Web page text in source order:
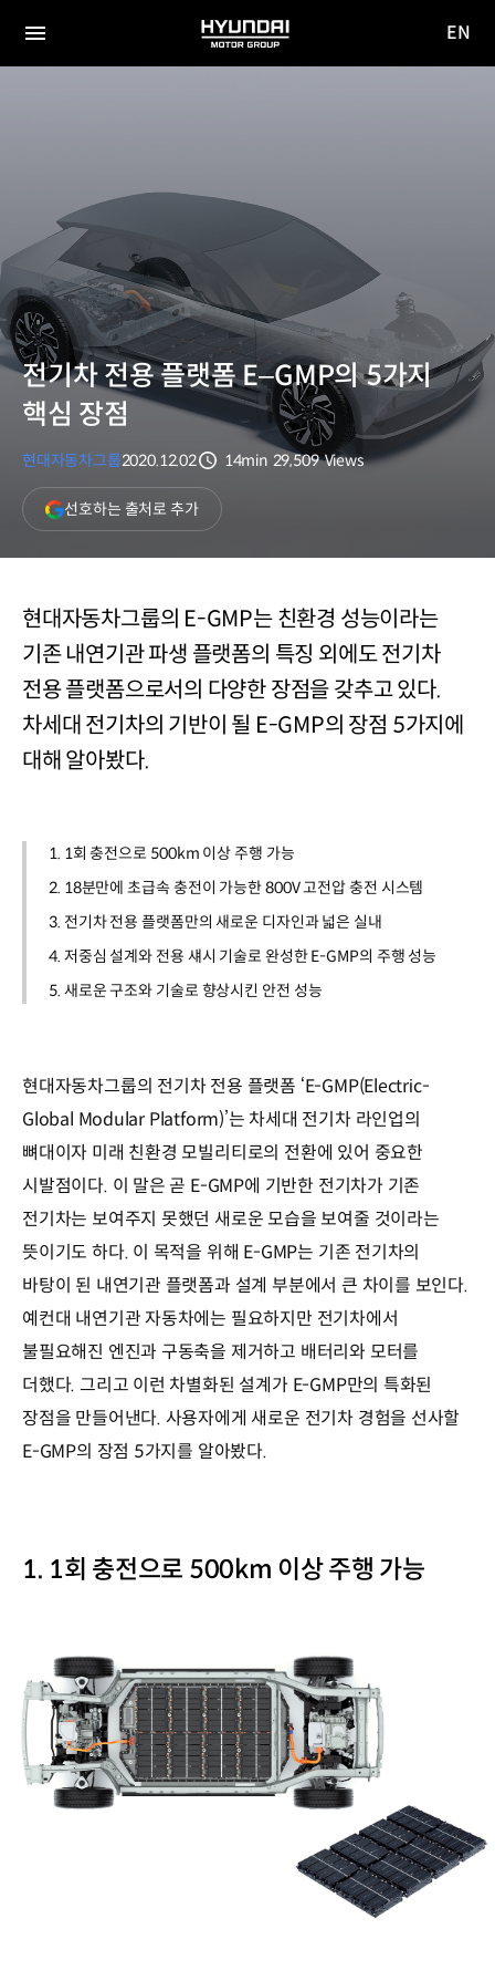
전체
HYUNDAI
MOTOR
EN
전기차 전용 플랫폼 E‒GMP의 5가지
핵심 장점
현대자동차그룹2020.12.02
14min 29,509 Views
선호하는 출처로 추가(새
창
열림)
현대자동차그룹의 E-GMP는 친환경 성능이라는
기존 내연기관 파생 플랫폼의 특징 외에도 전기차
전용 플랫폼으로서의 다양한 장점을 갖추고 있다.
차세대 전기차의 기반이 될 E-GMP의 장점 5가지에
대해 알아봤다.
1. 1회 충전으로 500km 이상 주행 가능
2. 18분만에 초급속 충전이 가능한 800V 고전압 충전 시스템
3. 전기차 전용 플랫폼만의 새로운 디자인과 넓은 실내
4. 저중심 설계와 전용 섀시 기술로 완성한 E-GMP의 주행 성능
5. 새로운 구조와 기술로 향상시킨 안전 성능
현대자동차그룹의 전기차 전용 플랫폼 ‘E-GMP(Electric-
Global Modular Platform)’는 차세대 전기차 라인업의
뼈대이자 미래 친환경 모빌리티로의 전환에 있어 중요한
시발점이다. 이 말은 곧 E-GMP에 기반한 전기차가 기존
전기차는 보여주지 못했던 새로운 모습을 보여줄 것이라는
뜻이기도 하다. 이 목적을 위해 E-GMP는 기존 전기차의
바탕이 된 내연기관 플랫폼과 설계 부분에서 큰 차이를 보인다.
예컨대 내연기관 자동차에는 필요하지만 전기차에서
불필요해진 엔진과 구동축을 제거하고 배터리와 모터를
더했다. 그리고 이런 차별화된 설계가 E-GMP만의 특화된
장점을 만들어낸다. 사용자에게 새로운 전기차 경험을 선사할
E-GMP의 장점 5가지를 알아봤다.
1. 1회 충전으로 500km 이상 주행 가능